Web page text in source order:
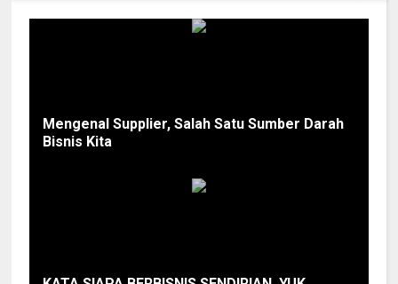
Mengenal Supplier, Salah Satu Sumber Darah
Bisnis Kita